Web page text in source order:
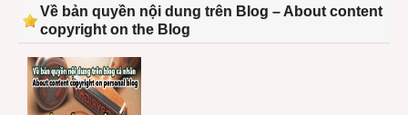
Về bản quyền nội dung trên Blog – About content
copyright on the Blog